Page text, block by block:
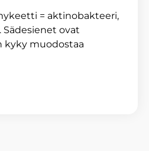
= aktinobakteeri,
ovat
kyky muodostaa